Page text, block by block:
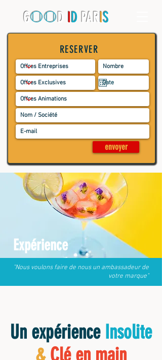
GOOD ID PARIS
RESERVER
envoyer
Expérience
"Nous voulons faire de nous un ambassadeur de
votre marque"
Un expérience Insolite
& Clé en main